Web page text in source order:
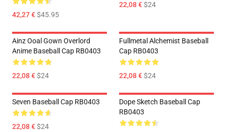
42,27 €$45.95
22,08 €$24
Ainz Ooal Gown Overlord
Anime Baseball Cap RB0403
22,08 €$24
Fullmetal Alchemist Baseball
Cap RB0403
22,08 €$24
Seven Baseball Cap RB0403
22,08 €$24
Dope Sketch Baseball Cap
RB0403